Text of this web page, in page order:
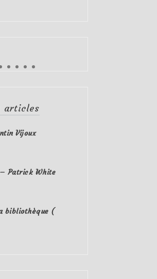
articles
Vijoux
– Patrick White
bibliothèque (